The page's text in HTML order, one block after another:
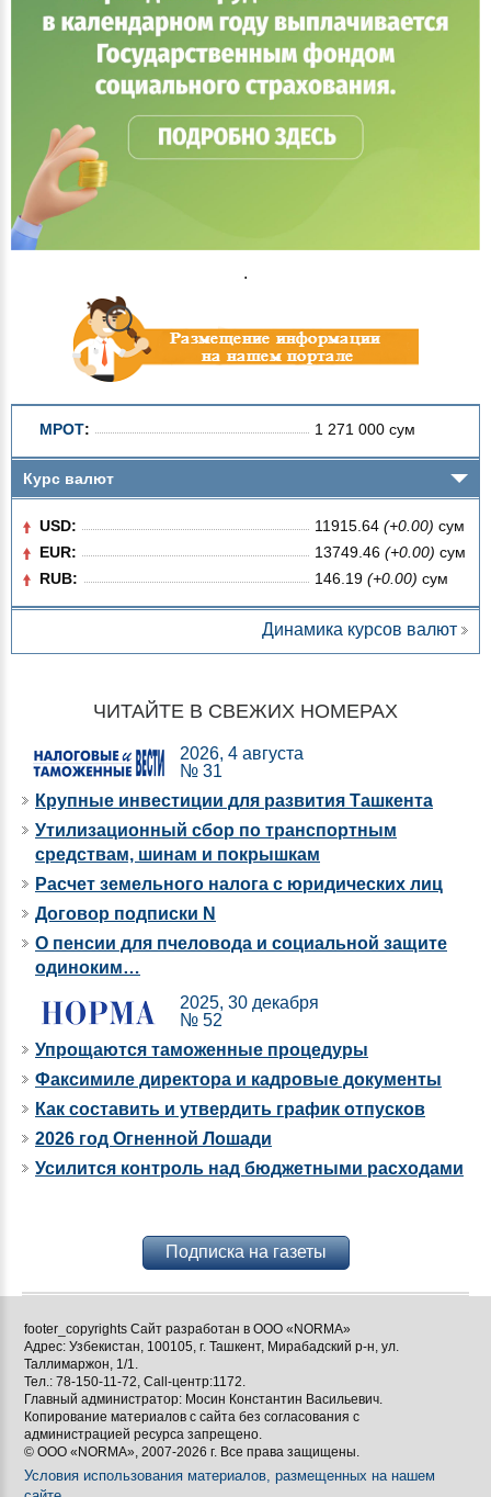
.
МРОТ: 1 271 000 сум
Курс валют
USD: 11915.64 (+0.00) сум
EUR:
13749.46 (+0.00) сум
RUB:
146.19 (+0.00) сум
Динамика курсов валют
ЧИТАЙТЕ В СВЕЖИХ НОМЕРАХ
2026, 4 августа
№ 31
Крупные инвестиции для развития Ташкента
Утилизационный сбор по транспортным
средствам, шинам и покрышкам
Расчет земельного налога с юридических лиц
Договор подписки N
О пенсии для пчеловода и социальной защите
одиноким…
2025, 30 декабря
№ 52
Упрощаются таможенные процедуры
Факсимиле директора и кадровые документы
Как составить и утвердить график отпусков
2026 год Огненной Лошади
Усилится контроль над бюджетными расходами
Подписка на газеты
footer_copyrights Сайт разработан в ООО «NORMA»
Адрес: Узбекистан, 100105, г. Ташкент, Мирабадский р-н, ул.
Таллимаржон, 1/1.
Тел.: 78-150-11-72, Call-центр:1172.
Главный администратор: Мосин Константин Васильевич.
Копирование материалов с сайта без согласования с
администрацией ресурса запрещено.
© ООО «NORMA», 2007-2026 г. Все права защищены.
Условия использования материалов, размещенных на нашем